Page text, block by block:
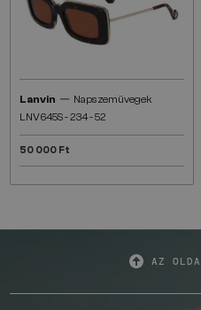
Lanvin — Napszemüvegek
LNV645S - 234 - 52
50 000 Ft
AZ